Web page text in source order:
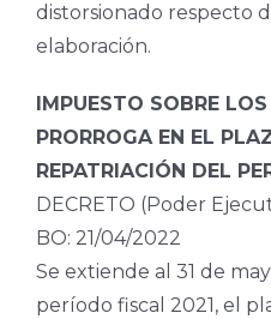
distorsionado respecto
elaboración.
IMPUESTO SOBRE
PRORROGA EN EL
REPATRIACIÓN DEL
DECRETO (Poder
BO: 21/04/2022
Se extiende al 31 de
período fiscal 2021, el